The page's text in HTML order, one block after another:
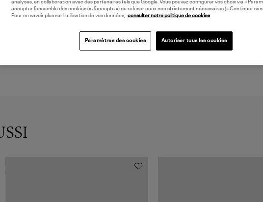
analyses, en collaboration avec des partenaires tels que Google. Vous pouvez configurer vos choix via «
accepter l’ensemble des cookies (« J’accepte ») ou refuser ceux non strictement nécessaires (« Continuer
Pour en savoir plus sur l’utilisation de vos données, consulter notre politique de cookies
Paramètres des cookies Autoriser tous les cookies